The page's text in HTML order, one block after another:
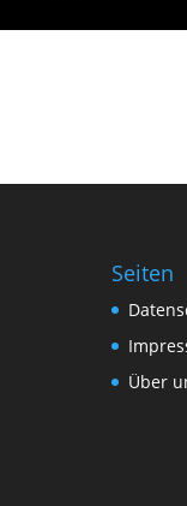
Seiten
Über